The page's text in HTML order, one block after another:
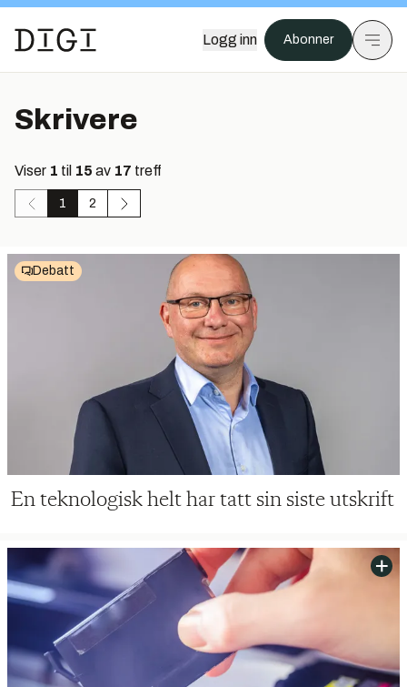
Logg inn Abonner
Skrivere
Viser 1 til 15 av 17 treff
1 2
Debatt
En teknologisk helt har tatt sin siste utskrift